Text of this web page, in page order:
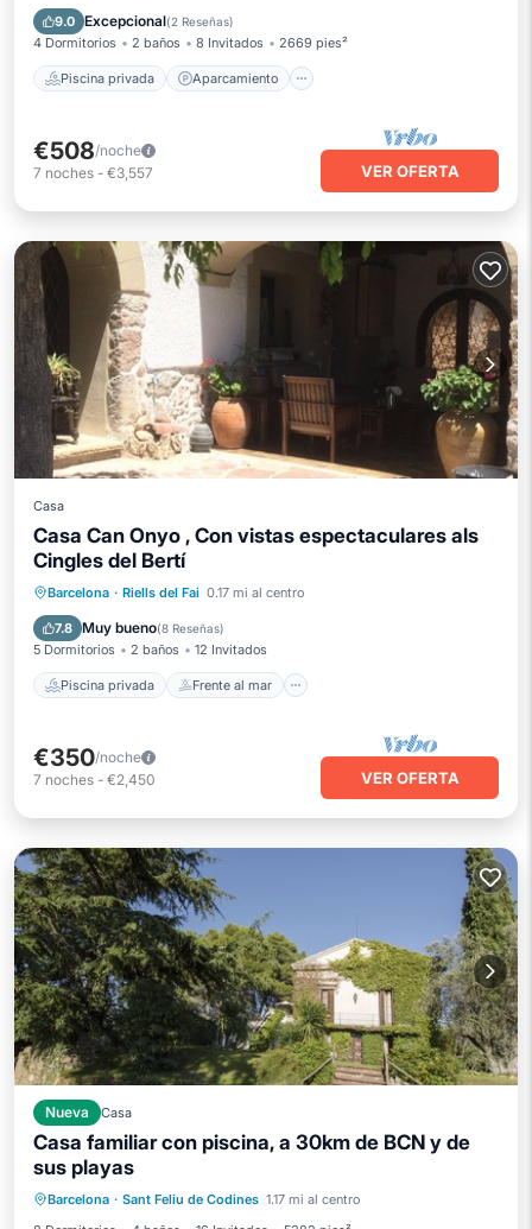
9.0 Excepcional(2 Reseñas)
4 Dormitorios 2 baños 8 Invitados 2669 pies²
Piscina privada Aparcamiento
Piscina
Vista al mar
€508/noche
7 noches - €3,557 VER OFERTA
Casa
Casa Can Onyo , Con vistas espectaculares als
Cingles del Bertí
Barcelona · Riells del Fai 0.17 mi al centro
7.8 Muy bueno(8 Reseñas)
5 Dormitorios 2 baños 12 Invitados
Piscina privada Frente al mar
Piscina privada
Frente al mar
Aparcamiento
€350/noche
7 noches - €2,450 VER OFERTA
Nueva Casa
Casa familiar con piscina, a 30km de BCN y de
sus playas
Barcelona · Sant Feliu de Codines 1.17 mi al centro
Piscina privada
Aparcamiento
Piscina